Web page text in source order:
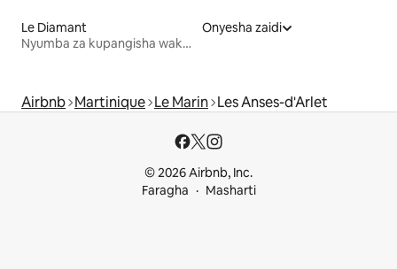
Le Diamant
Nyumba za kupangisha wakati wa likizo
Onyesha zaidi
Airbnb Martinique Le Marin Les Anses-d'Arlet
© 2026 Airbnb, Inc.
Faragha
Masharti